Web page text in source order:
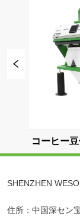
ャンネ
コ
SHENZHEN
住所：中国深セン